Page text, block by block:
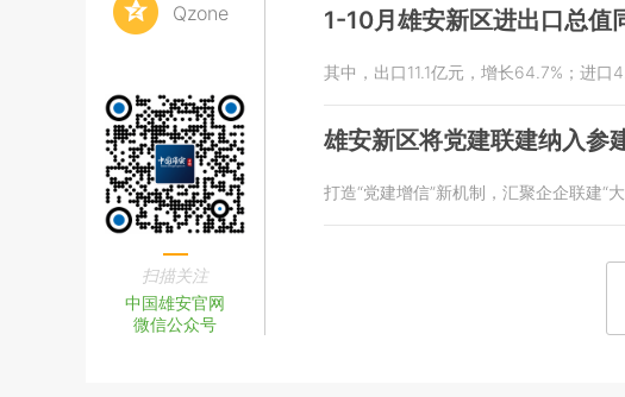
Qzone
扫描关注
中国雄安官网
微信公众号
1-10月雄安新区进出口总值
其中，出口11.1亿元，增长64.7%；进口
雄安新区将党建联建纳入参
打造“党建增信”新机制，汇聚企企联建“大